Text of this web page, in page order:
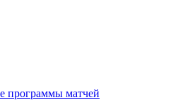
программы матчей